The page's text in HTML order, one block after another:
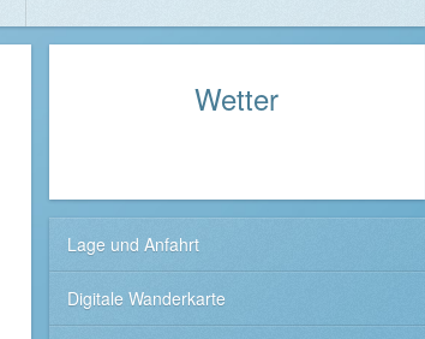
Wetter
Lage und Anfahrt
Digitale Wanderkarte